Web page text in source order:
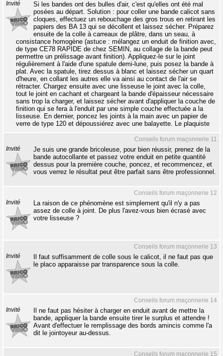
Invité
Si les bandes ont des bulles d'air, c'est qu'elles ont été mal
posées au départ. Solution : pour coller une bande calicot sans
cloques, effectuez un rebouchage des gros trous en retirant les
papiers des BA 13 qui se décollent et laissez sécher. Préparez
ensuite de la colle à carreaux de plâtre, dans un seau, à
consistance homogène (astuce : mélangez un enduit de finition avec,
de type CE78 RAPIDE de chez SEMIN, au collage de la bande peut
permettre un prélissage avant finition). Appliquez-le sur le joint
régulièrement à l'aide d'une spatule demi-lune, puis posez la bande à
plat. Avec la spatule, tirez dessus à blanc et laissez sécher un quart
d'heure, en collant les autres elle va ainsi au contact de l'air se
rétracter. Chargez ensuite avec une lisseuse le joint avec la colle,
tout le joint en cachant et chargeant la bande d'épaisseur nécessaire
sans trop la charger, et laissez sécher avant d'appliquer la couche de
finition qui se fera à l'enduit par une simple couche effectuée a la
lisseuse. En dernier, poncez les joints à la main avec un papier de
verre de type 120 et dépoussiérez avec une balayette. Le plaquiste
Conseils forum maçonnerie 11
Invité
Je suis une grande bricoleuse, pour bien réussir, prenez de la
bande autocollante et passez votre enduit en petite quantité
dessus pour la première couche, poncez, et recommencez, et
vous verrez le résultat peut être parfait sans être professionnel.
Conseils forum maçonnerie 12
Invité
La raison de ce phénomène est simplement qu'il n'y a pas
assez de colle à joint. De plus l'avez-vous bien écrasé avec
votre lisseuse ?
Conseils forum maçonnerie 13
Invité
Il faut suffisamment de colle sous le calicot, il ne faut pas que
le placo apparaisse par transparence sous la colle.
Conseils forum maçonnerie 14
Invité
Il ne faut pas hésiter à charger en enduit avant de mettre la
bande, appliquer la bande ensuite tirer le surplus et attendre !
Avant d'effectuer le remplissage des bords amincis comme l'a
dit le jointoyeur au-dessus.
Conseils forum maçonnerie 15